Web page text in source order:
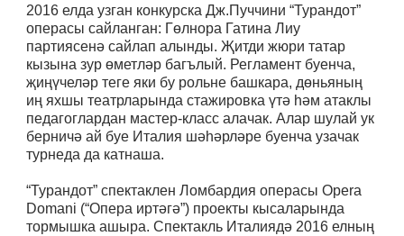
2016 елда узган конкурска Дж.Пуччини “Турандот”
операсы сайланган: Гөлнора Гатина Лиу
партиясенә сайлап алынды. Җитди жюри татар
кызына зур өметләр багълый. Регламент буенча,
җиңүчеләр теге яки бу рольне башкара, дөньяның
иң яхшы театрларында стажировка үтә һәм атаклы
педагоглардан мастер-класс алачак. Алар шулай ук
берничә ай буе Италия шәһәрләре буенча узачак
турнеда да катнаша.
“Турандот” спектаклен Ломбардия операсы Opera
Domani (“Опера иртәгә”) проекты кысаларында
тормышка ашыра. Спектакль Италиядә 2016 елның